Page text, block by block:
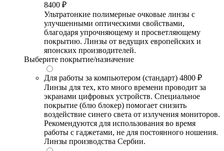
8400 ₽
Ультратонкие полимерные очковые линзы с
улучшенными оптическими свойствами,
благодаря упрочняющему и просветляющему
покрытию. Линзы от ведущих европейских и
японских производителей.
Выберите покрытие/назначение
Для работы за компьютером (стандарт) 4800 ₽
Линзы для тех, кто много времени проводит за
экранами цифровых устройств. Специальное
покрытие (блю блокер) помогает снизить
воздействие синего света от излучения мониторов.
Рекомендуются для использования во время
работы с гаджетами, не для постоянного ношения.
Линзы производства Сербии.